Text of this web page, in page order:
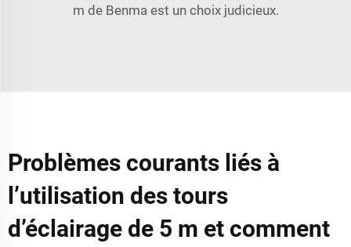
m de Benma est un choix judicieux.
Problèmes courants liés à
l’utilisation des tours
d’éclairage de 5 m et comment